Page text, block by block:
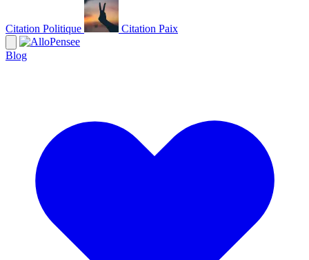
Citation Politique Citation Paix
Blog